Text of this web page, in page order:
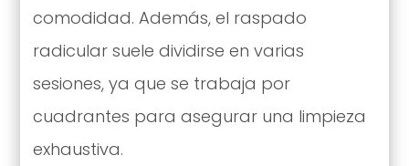
comodidad. Además, el raspado
radicular suele dividirse en varias
sesiones, ya que se trabaja por
cuadrantes para asegurar una limpieza
exhaustiva.